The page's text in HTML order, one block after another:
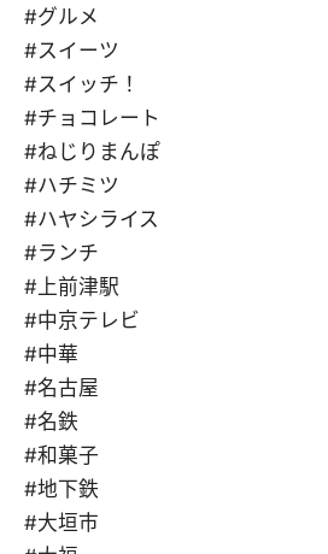
#グルメ
#スイーツ
#スイッチ！
#チョコレート
#ねじりまんぽ
#ハチミツ
#ハヤシライス
#ランチ
#上前津駅
#中京テレビ
#中華
#名古屋
#名鉄
#和菓子
#地下鉄
#大垣市